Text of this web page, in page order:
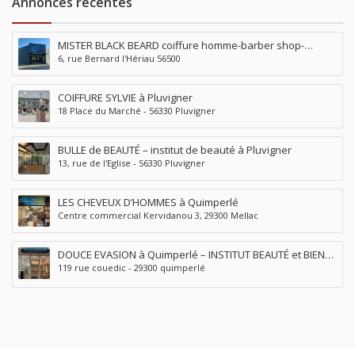
MISTER BLACK BEARD coiffure homme-barber shop-
tatouage-piercing à Locminé
6, rue Bernard l'Hériau 56500
COIFFURE SYLVIE à Pluvigner
18 Place du Marché - 56330 Pluvigner
BULLE de BEAUTÉ – institut de beauté à Pluvigner
13, rue de l'Eglise - 56330 Pluvigner
LES CHEVEUX D’HOMMES à Quimperlé
Centre commercial Kervidanou 3, 29300 Mellac
DOUCE EVASION à Quimperlé – INSTITUT BEAUTÉ et BIEN
ÊTRE
119 rue couedic - 29300 quimperlé